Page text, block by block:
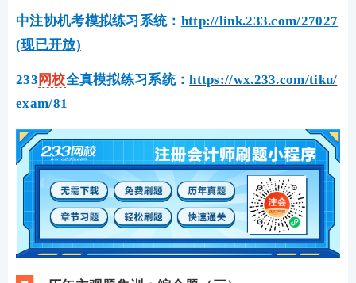
中注协机考模拟练习系统： http://link.233.com/27027
(现已开放)
233 网校全真模拟练习系统：https://wx.233.com/tiku/
exam/81